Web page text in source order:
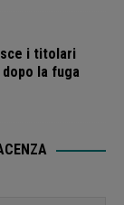
i titolari
la fuga